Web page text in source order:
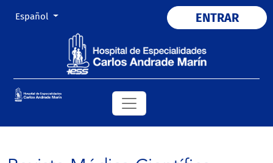
Cambiar el idioma. El actual es:
Español ENTRAR